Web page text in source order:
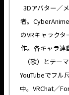
3Dアバター／
者。
のVRキャラク
作。各キャラ連
（歌）とテー
YouTubeでフル
中。VRChat／